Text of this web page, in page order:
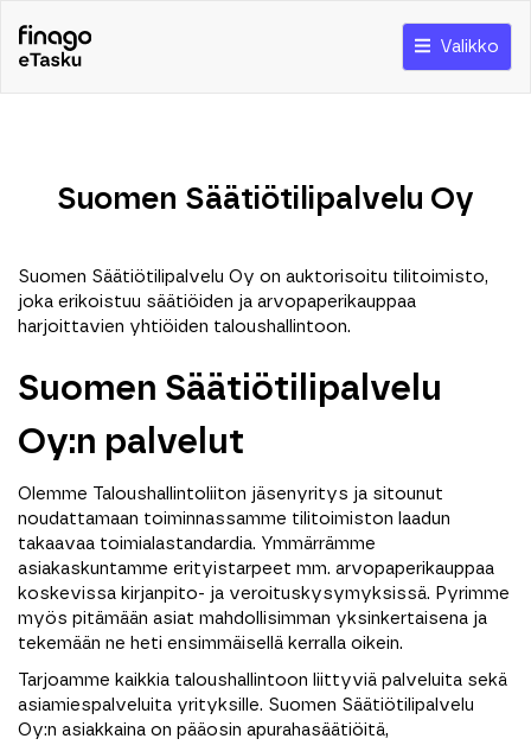
Valikko
Suomen Säätiötilipalvelu Oy
Suomen Säätiötilipalvelu Oy on auktorisoitu tilitoimisto,
joka erikoistuu säätiöiden ja arvopaperikauppaa
harjoittavien yhtiöiden taloushallintoon.
Suomen Säätiötilipalvelu
Oy:n palvelut
Olemme Taloushallintoliiton jäsenyritys ja sitounut
noudattamaan toiminnassamme tilitoimiston laadun
takaavaa toimialastandardia. Ymmärrämme
asiakaskuntamme erityistarpeet mm. arvopaperikauppaa
koskevissa kirjanpito- ja veroituskysymyksissä. Pyrimme
myös pitämään asiat mahdollisimman yksinkertaisena ja
tekemään ne heti ensimmäisellä kerralla oikein.
Tarjoamme kaikkia taloushallintoon liittyviä palveluita sekä
asiamiespalveluita yrityksille. Suomen Säätiötilipalvelu
Oy:n asiakkaina on pääosin apurahasäätiöitä,